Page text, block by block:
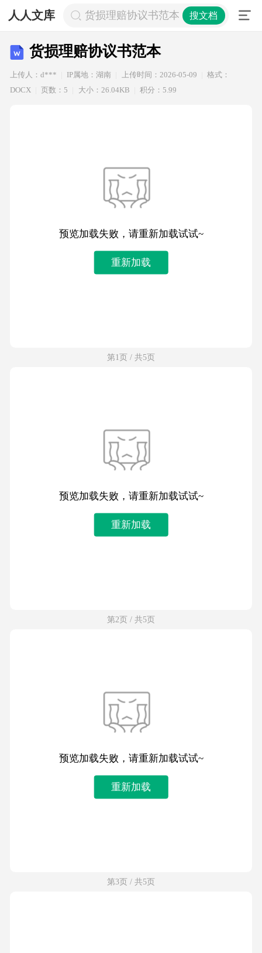
人人文库 货损理赔协议书范本 搜文档
货损理赔协议书范本
上传人：d*** IP属地：湖南 上传时间：2026-05-09
格式：
DOCX
页数：5 大小：26.04KB 积分：5.99
预览加载失败，请重新加载试试~
重新加载
第1页 / 共5页
预览加载失败，请重新加载试试~
重新加载
第2页 / 共5页
预览加载失败，请重新加载试试~
重新加载
第3页 / 共5页